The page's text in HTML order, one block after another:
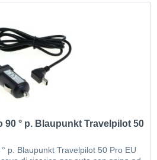
90 ° p. Blaupunkt Travelpilot 50
p. Blaupunkt Travelpilot 50 Pro EU